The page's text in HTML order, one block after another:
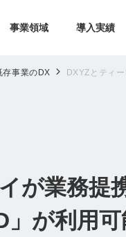
事業領域 導入実績
存事業のDX DXYZとティ
が業務提
が利用可